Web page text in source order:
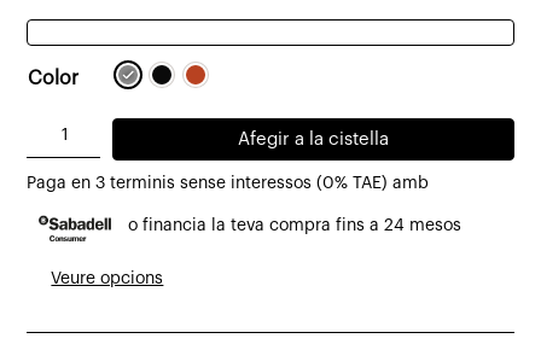
Color
quantitat
Llum
de
de
Afegir a la cistella
Paga en 3 terminis sense interessos (0% TAE) amb
o financia la teva compra fins a 24 mesos
Veure opcions